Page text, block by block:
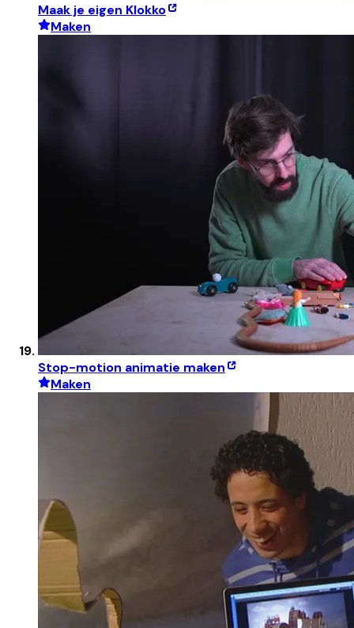
Maak je eigen Klokko
Maken
Stop-motion animatie maken
Maken